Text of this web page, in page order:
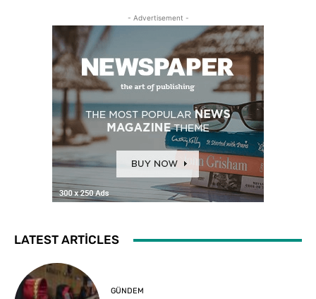
- Advertisement -
LATEST ARTICLES
GÜNDEM